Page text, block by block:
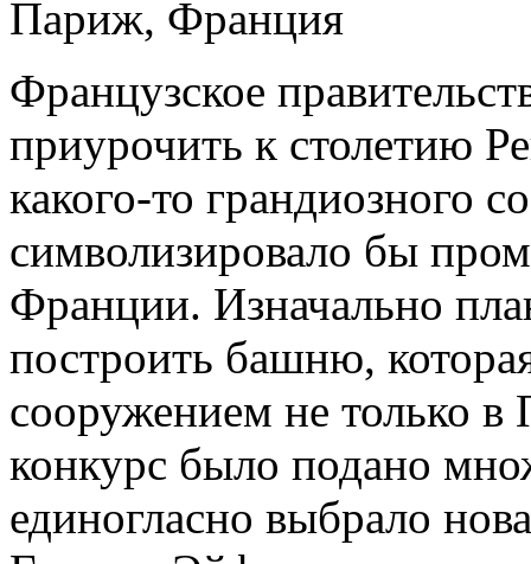
Париж, Франция
Французское
приурочить к столетию
какого-то грандиозного
символизировало бы
Франции. Изначально
построить башню,
сооружением не только
конкурс было подано
единогласно выбрало